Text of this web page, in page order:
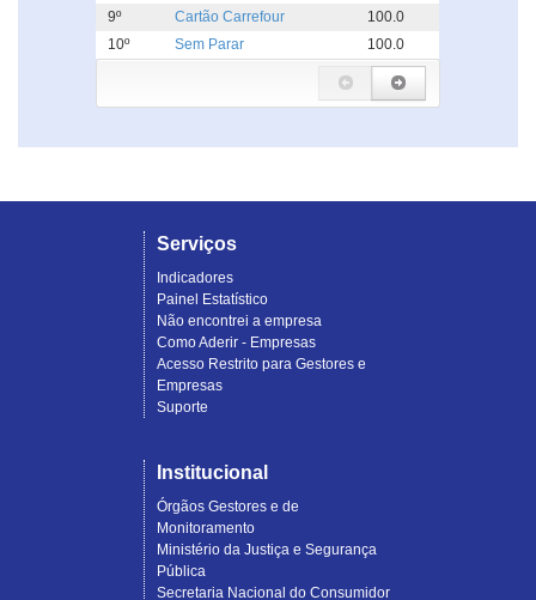
9º
Cartão Carrefour
100.0
10º
Sem Parar 100.0
Serviços
Indicadores
Painel Estatístico
Não encontrei a empresa
Como Aderir - Empresas
Acesso Restrito para Gestores e
Empresas
Suporte
Institucional
Órgãos Gestores e de
Monitoramento
Ministério da Justiça e Segurança
Pública
Secretaria Nacional do Consumidor